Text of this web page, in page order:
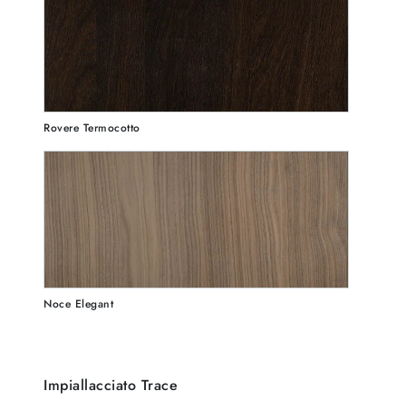
Rovere Termocotto
Noce Elegant
Impiallacciato Trace